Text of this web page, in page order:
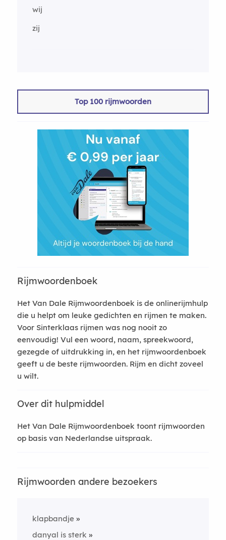
wij
zij
Top 100 rijmwoorden
Rijmwoordenboek
Het Van Dale Rijmwoordenboek is de onlinerijmhulp
die u helpt om leuke gedichten en rijmen te maken.
Voor Sinterklaas rijmen was nog nooit zo
eenvoudig! Vul een woord, naam, spreekwoord,
gezegde of uitdrukking in, en het rijmwoordenboek
geeft u de beste rijmwoorden. Rijm en dicht zoveel
u wilt.
Over dit hulpmiddel
Het Van Dale Rijmwoordenboek toont rijmwoorden
op basis van Nederlandse uitspraak.
Rijmwoorden andere bezoekers
klapbandje
danyal is sterk